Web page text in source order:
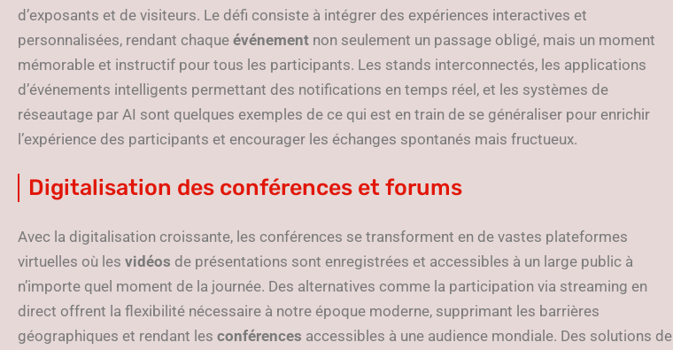
d’exposants et de visiteurs. Le défi consiste à intégrer des expériences interactives et
personnalisées, rendant chaque événement non seulement un passage obligé, mais un moment
mémorable et instructif pour tous les participants. Les stands interconnectés, les applications
d’événements intelligents permettant des notifications en temps réel, et les systèmes de
réseautage par AI sont quelques exemples de ce qui est en train de se généraliser pour enrichir
l’expérience des participants et encourager les échanges spontanés mais fructueux.
Digitalisation des conférences et forums
Avec la digitalisation croissante, les conférences se transforment en de vastes plateformes
virtuelles où les vidéos de présentations sont enregistrées et accessibles à un large public à
n’importe quel moment de la journée. Des alternatives comme la participation via streaming en
direct offrent la flexibilité nécessaire à notre époque moderne, supprimant les barrières
géographiques et rendant les conférences accessibles à une audience mondiale. Des solutions de